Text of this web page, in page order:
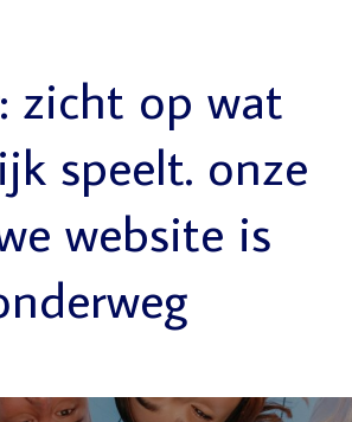
zicht op wat
speelt. onze
website is